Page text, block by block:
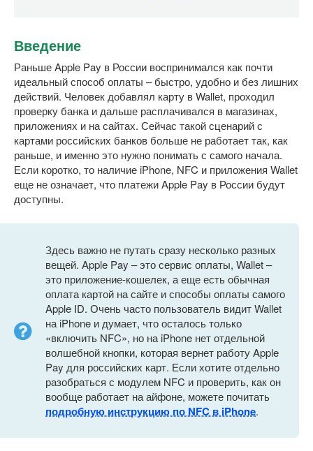
Введение
Раньше Apple Pay в России воспринимался как почти
идеальный способ оплаты – быстро, удобно и без лишних
действий. Человек добавлял карту в Wallet, проходил
проверку банка и дальше расплачивался в магазинах,
приложениях и на сайтах. Сейчас такой сценарий с
картами российских банков больше не работает так, как
раньше, и именно это нужно понимать с самого начала.
Если коротко, то наличие iPhone, NFC и приложения Wallet
еще не означает, что платежи Apple Pay в России будут
доступны.
Здесь важно не путать сразу несколько разных
вещей. Apple Pay – это сервис оплаты, Wallet –
это приложение-кошелек, а еще есть обычная
оплата картой на сайте и способы оплаты самого
Apple ID. Очень часто пользователь видит Wallet
на iPhone и думает, что осталось только
«включить NFC», но на iPhone нет отдельной
волшебной кнопки, которая вернет работу Apple
Pay для российских карт. Если хотите отдельно
разобраться с модулем NFC и проверить, как он
вообще работает на айфоне, можете почитать
подробную инструкцию по NFC в iPhone.